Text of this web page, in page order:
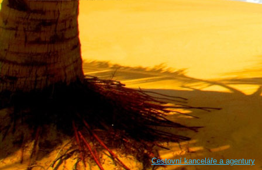
Cestovní kanceláře a agentury